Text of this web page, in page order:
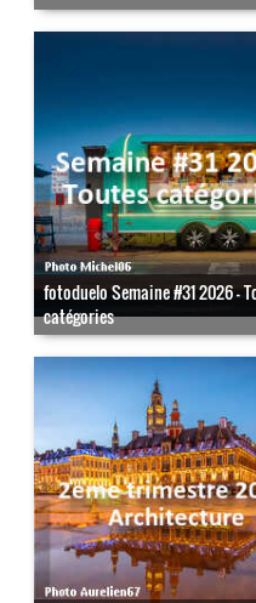
fotoduelo Semaine #31 2026 -
catégories